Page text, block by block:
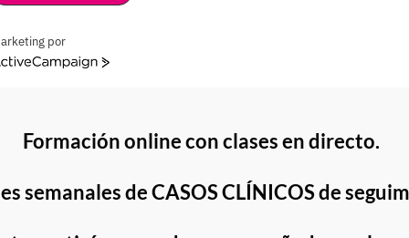
por
Formación online con clases en directo.
semanales de CASOS CLÍNICOSde